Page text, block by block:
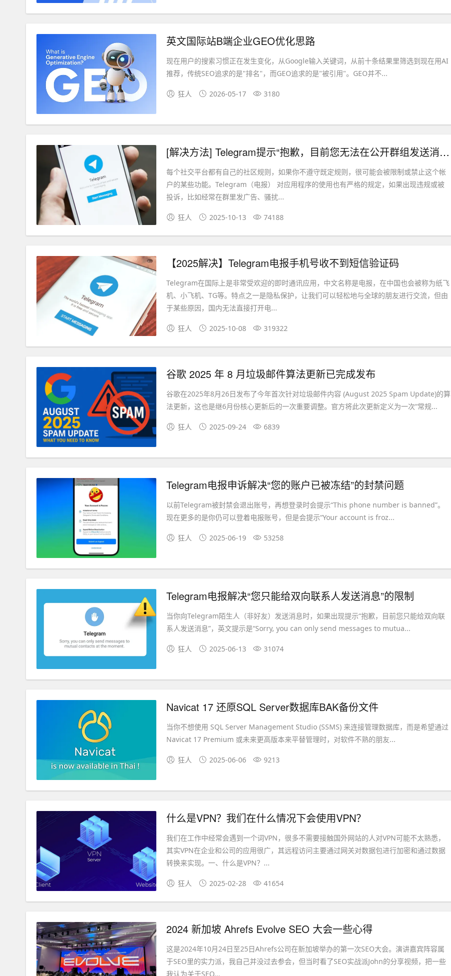
英文国际站B端企业GEO优化思路
现在用户的搜索习惯正在发生变化，从Google输入关键词，从前十条结果里筛选到现在用AI
推荐，传统SEO追求的是"排名"，而GEO追求的是"被引用"。GEO并不...
狂人 2026-05-17 3180
[解决方法] Telegram提示“抱歉，目前您无法在公开群组发送消息”
每个社交平台都有自己的社区规则，如果你不遵守既定规则，很可能会被限制或禁止这个帐
户的某些功能。Telegram（电报） 对应用程序的使用也有严格的规定，如果出现违规或被
投诉，比如经常在群里发广告、骚扰...
狂人 2025-10-13 74188
【2025解决】Telegram电报手机号收不到短信验证码
Telegram在国际上是非常受欢迎的即时通讯应用，中文名称是电报，在中国也会被称为纸飞
机、小飞机、TG等。特点之一是隐私保护，让我们可以轻松地与全球的朋友进行交流，但由
于某些原因，国内无法直接打开电...
狂人 2025-10-08 319322
谷歌 2025 年 8 月垃圾邮件算法更新已完成发布
谷歌在2025年8月26日发布了今年首次针对垃圾邮件内容 (August 2025 Spam Update)的算
法更新，这也是继6月份核心更新后的一次重要调整。官方将此次更新定义为一次“常规...
狂人 2025-09-24 6839
Telegram电报申诉解决“您的账户已被冻结”的封禁问题
以前Telegram被封禁会退出账号，再想登录时会提示“This phone number is banned”。
现在更多的是你仍可以登着电报账号，但是会提示“Your account is froz...
狂人 2025-06-19 53258
Telegram电报解决“您只能给双向联系人发送消息”的限制
当你向Telegram陌生人（非好友）发送消息时，如果出现提示“抱歉，目前您只能给双向联
系人发送消息”，英文提示是“Sorry, you can only send messages to mutua...
狂人 2025-06-13 31074
Navicat 17 还原SQL Server数据库BAK备份文件
当你不想使用 SQL Server Management Studio (SSMS) 来连接管理数据库，而是希望通过
Navicat 17 Premium 或未来更高版本来平替管理时，对软件不熟的朋友...
狂人 2025-06-06 9213
什么是VPN？我们在什么情况下会使用VPN？
我们在工作中经常会遇到一个词VPN，很多不需要接触国外网站的人对VPN可能不太熟悉，
其实VPN在企业和公司的应用很广，其远程访问主要通过网关对数据包进行加密和通过数据
转换来实现。一、什么是VPN？...
狂人 2025-02-28 41654
2024 新加坡 Ahrefs Evolve SEO 大会一些心得
这是2024年10月24日至25日Ahrefs公司在新加坡举办的第一次SEO大会。演讲嘉宾阵容属
于SEO里的实力派，我自己并没过去参会，但当时看了SEO实战派John的分享视频，把一些
我认为关于SEO...